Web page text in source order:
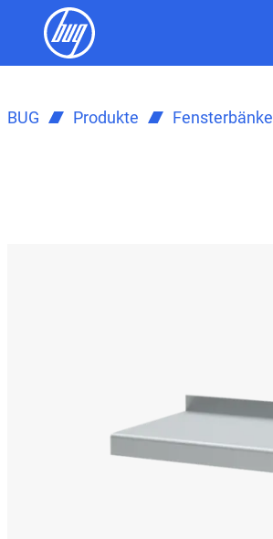
BUG Produkte Fensterbänke